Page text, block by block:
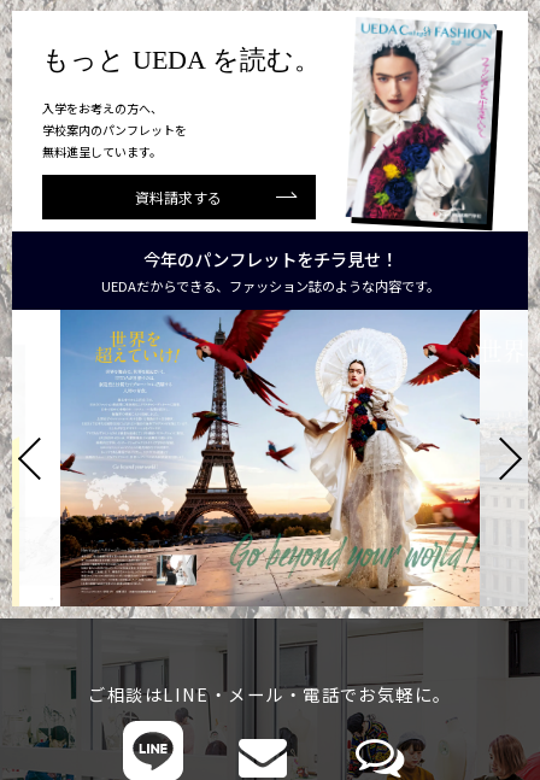
もっと UEDA を読む。
入学をお考えの方へ、
学校案内のパンフレットを
無料進呈しています。
資料請求する
今年のパンフレットをチラ見せ！
UEDAだからできる、ファッション誌のような内容です。
ご相談はLINE・メール・電話でお気軽に。